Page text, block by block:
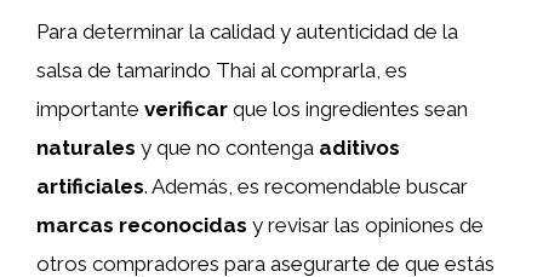
Para determinar la calidad y autenticidad de la
salsa de tamarindo Thai al comprarla, es
importante verificar que los ingredientes sean
naturales y que no contenga aditivos
artificiales. Además, es recomendable buscar
marcas reconocidas y revisar las opiniones de
otros compradores para asegurarte de que estás